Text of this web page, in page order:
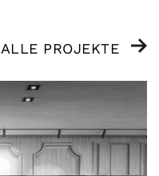
ALLE PROJEKTE